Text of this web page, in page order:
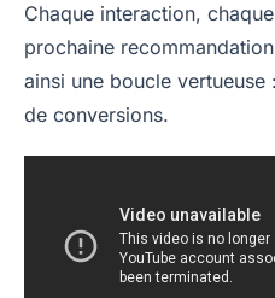
Chaque interaction,
prochaine
ainsi une boucle
de conversions.